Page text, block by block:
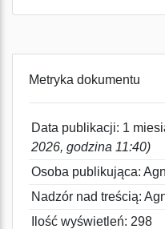
Metryka dokumentu
Data publikacji: 1
2026, godzina 11:40)
Osoba publikująca:
Nadzór nad treścią:
Ilość wyświetleń: 298